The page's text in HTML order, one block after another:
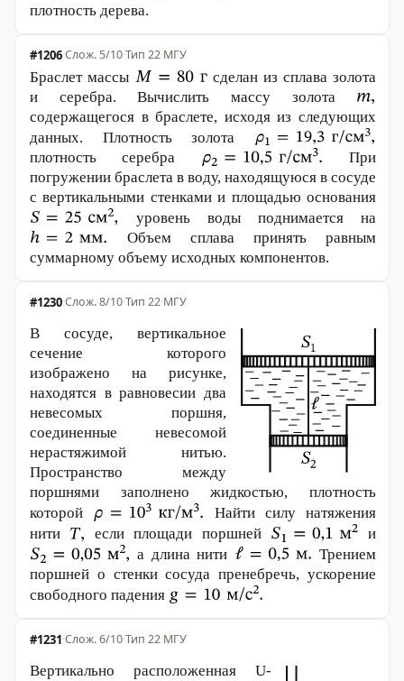
плотность дерева.
#1206· 5/10·Тип 22·МГУ
Браслет массы
сделан из сплава золота
и серебра. Вычислить массу золота
содержащегося в браслете, исходя из следующих
данных. Плотность золота
плотность серебра
При
погружении браслета в воду, находящуюся в сосуде
с вертикальными стенками и площадью основания
уровень воды поднимается на
Объем сплава принять равным
суммарному объему исходных компонентов.
#1230· 8/10·Тип 22·МГУ
В сосуде, вертикальное
сечение которого
изображено на рисунке,
находятся в равновесии два
невесомых поршня,
соединенные невесомой
нерастяжимой нитью.
Пространство между
поршнями заполнено жидкостью, плотность
которой
Найти силу натяжения
нити
если площади поршней
и
а длина нити
Трением
поршней о стенки сосуда пренебречь, ускорение
свободного падения
#1231· 6/10·Тип 22·МГУ
Вертикально расположенная U-